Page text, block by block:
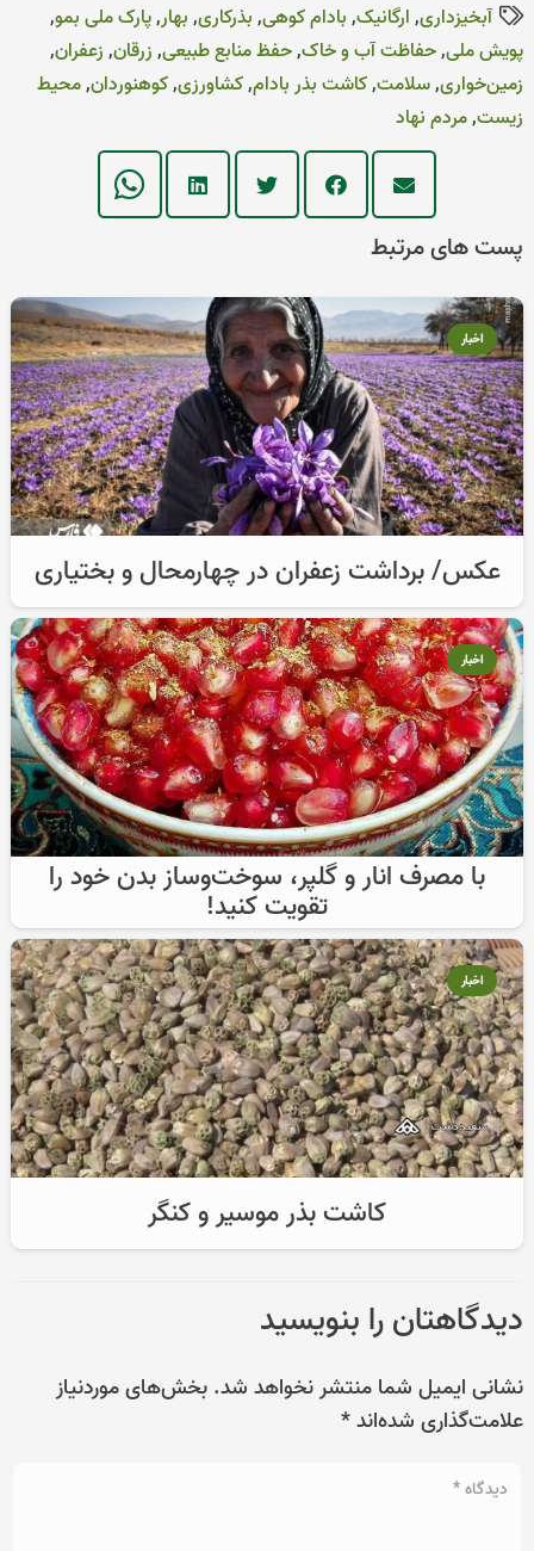
آبخیزداری,ارگانیک,بادام کوهی,بذرکاری,بهار,پارک ملی بمو,
پویش ملی,حفاظت آب و خاک,حفظ منابع طبیعی,زرقان,زعفران,
زمین‌خواری‌,سلامت,کاشت بذر بادام,کشاورزی,کوهنوردان,محیط
زیست,مردم نهاد
پست های مرتبط
اخبار
عکس/ برداشت زعفران در چهارمحال و بختیاری
اخبار
با مصرف انار و گلپر، سوخت‌وساز بدن خود را
تقویت کنید!
اخبار
کاشت بذر موسیر و کنگر
دیدگاهتان را بنویسید
نشانی ایمیل شما منتشر نخواهد شد. بخش‌های موردنیاز
علامت‌گذاری شده‌اند*